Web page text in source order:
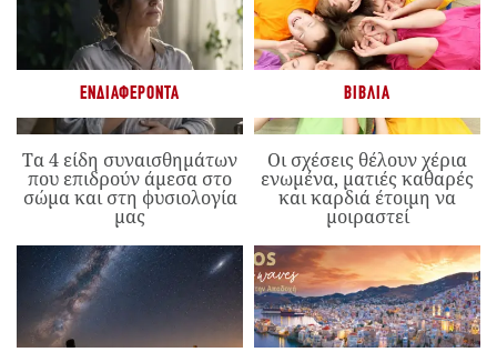
ΕΝΔΙΑΦΈΡΟΝΤΑ
Τα 4 είδη συναισθημάτων
που επιδρούν άμεσα στο
σώμα και στη φυσιολογία
μας
ΒΙΒΛΊΑ
Οι σχέσεις θέλουν χέρια
ενωμένα, ματιές καθαρές
και καρδιά έτοιμη να
μοιραστεί